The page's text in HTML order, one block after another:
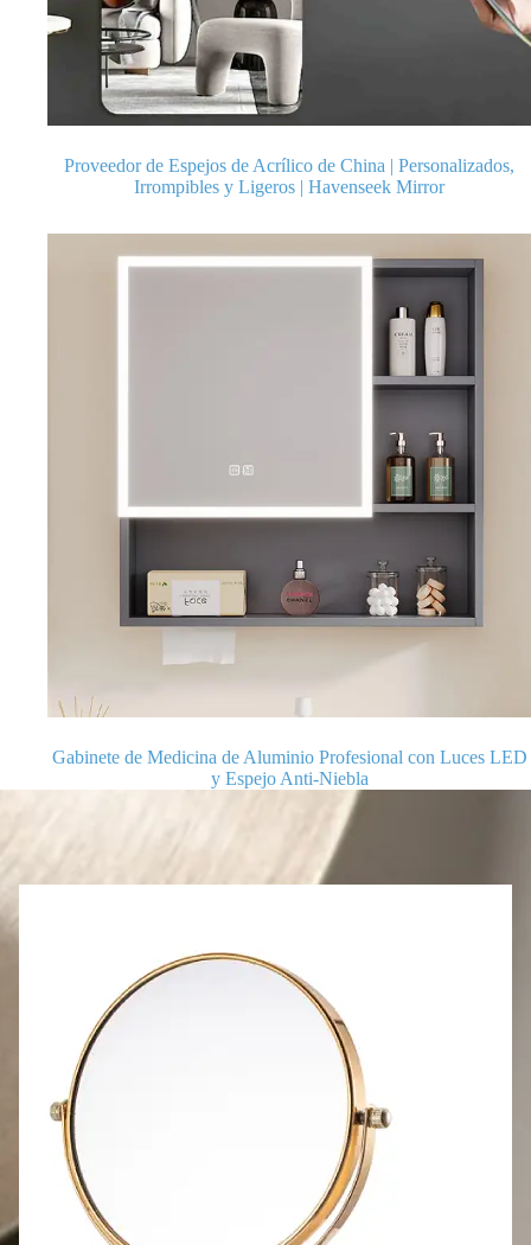
Proveedor de Espejos de Acrílico de China | Personalizados,
Irrompibles y Ligeros | Havenseek Mirror
Gabinete de Medicina de Aluminio Profesional con Luces LED
y Espejo Anti-Niebla